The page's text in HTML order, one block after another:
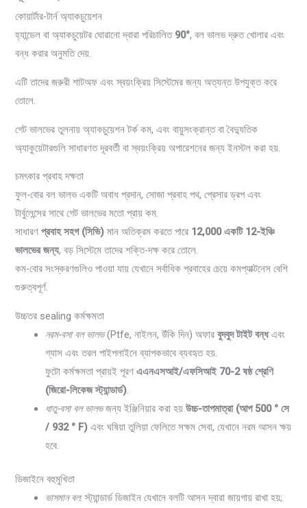
কোয়ার্টার-টার্ন অ্যাকচুয়েশন
হ্যান্ডেল বা অ্যাকচুয়েটর ঘোরানো দ্বারা পরিচালিত 90°, বল ভালভ দ্রুত খোলার এবং
বন্ধ করার অনুমতি দেয়.
এটি তাদের জরুরী শাটঅফ এবং স্বয়ংক্রিয় সিস্টেমের জন্য অত্যন্ত উপযুক্ত করে
তোলে.
গেট ভালভের তুলনায় অ্যাকচুয়েশন টর্ক কম, এবং বায়ুসংক্রান্ত বা বৈদ্যুতিক
অ্যাকুয়েটারগুলি সাধারণত দূরবর্তী বা স্বয়ংক্রিয় অপারেশনের জন্য ইনস্টল করা হয়.
চমৎকার প্রবাহ দক্ষতা
ফুল-বোর বল ভালভ একটি অবাধ প্রদান, সোজা প্রবাহ পথ, প্রেসার ড্রপ এবং
টার্বুলেন্সের সাথে গেট ভালভের মতো প্রায় কম.
সাধারণপ্রবাহ সহগ (সিভি) মান অতিক্রম করতে পারে 12,000 একটি 12-ইঞ্চি
ভালভের জন্য, বড় সিস্টেমে তাদের শক্তি-দক্ষ করে তোলে.
কম-বোর সংস্করণগুলিও পাওয়া যায় যেখানে সর্বাধিক প্রবাহের চেয়ে কমপ্যাক্টনেস বেশি
গুরুত্বপূর্ণ.
উচ্চতর sealing কর্মক্ষমতা
নরম-বসা বল ভালভ(Ptfe, নাইলন, উঁকি দিন) অফারবুদবুদ টাইট বন্ধএবং
গ্যাস এবং তরল পাইপলাইনে ব্যাপকভাবে ব্যবহৃত হয়.
ফুটো কর্মক্ষমতা প্রায়ই পূরণএএনএসআই/এফসিআই 70-2 ষষ্ঠ শ্রেণি
(জিরো-লিকেজ স্ট্যান্ডার্ড).
ধাতু-বসা বল ভালভজন্য ইঞ্জিনিয়ার করা হয়উচ্চ-তাপমাত্রা (আপ 500 ° সে
/ 932 ° F) এবং ঘষিয়া তুলিয়া ফেলিতে সক্ষম সেবা, যেখানে নরম আসন ক্ষয়
হবে.
ডিজাইনে বহুমুখিতা
ভাসমান বল: স্ট্যান্ডার্ড ডিজাইন যেখানে বলটি আসন দ্বারা জায়গায় রাখা হয়;